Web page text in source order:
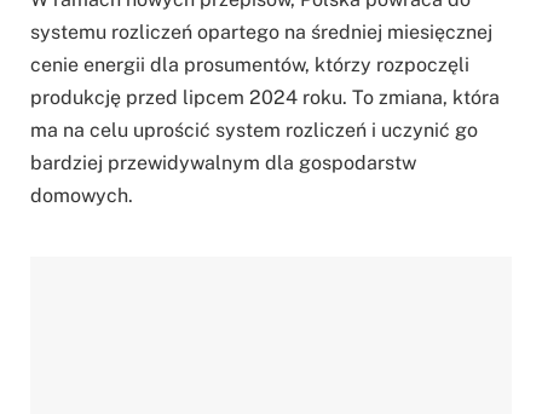
systemu rozliczeń opartego na średniej miesięcznej
cenie energii dla prosumentów, którzy rozpoczęli
produkcję przed lipcem 2024 roku. To zmiana, która
ma na celu uprościć system rozliczeń i uczynić go
bardziej przewidywalnym dla gospodarstw
domowych.